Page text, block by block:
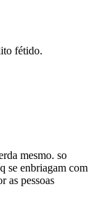
fétido.
mesmo. so
se enbriagam com
as pessoas